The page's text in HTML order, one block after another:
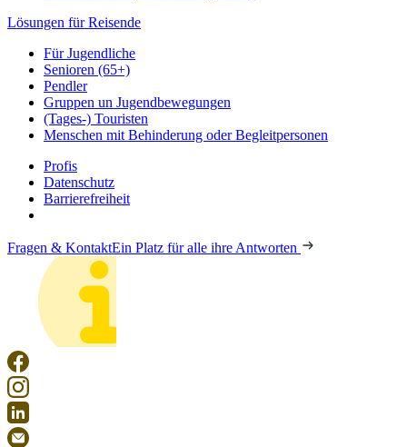
Lösungen für Reisende
Für Jugendliche
Senioren (65+)
Pendler
Gruppen un Jugendbewegungen
(Tages-) Touristen
Menschen mit Behinderung oder Begleitpersonen
Profis
Datenschutz
Barrierefreiheit
Fragen & KontaktEin Platz für alle ihre Antworten